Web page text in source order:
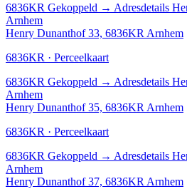
6836KR Gekoppeld → Adresdetails
Arnhem
Henry Dunanthof 33, 6836KR Arnhem
6836KR · Perceelkaart
6836KR Gekoppeld → Adresdetails
Arnhem
Henry Dunanthof 35, 6836KR Arnhem
6836KR · Perceelkaart
6836KR Gekoppeld → Adresdetails
Arnhem
Henry Dunanthof 37, 6836KR Arnhem